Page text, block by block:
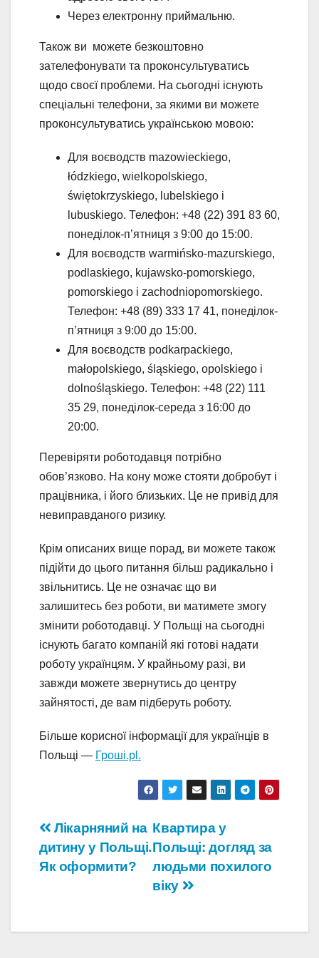
Через електронну приймальню.
Також ви можете безкоштовно
зателефонувати та проконсультуватись
щодо своєї проблеми. На сьогодні існують
спеціальні телефони, за якими ви можете
проконсультуватись українською мовою:
Для воєводств mazowieckiego,
łódzkiego, wielkopolskiego,
świętokrzyskiego, lubelskiego і
lubuskiego. Телефон: +48 (22) 391 83 60,
понеділок-п’ятниця з 9:00 до 15:00.
Для воєводств warmińsko-mazurskiego,
podlaskiego, kujawsko-pomorskiego,
pomorskiego і zachodniopomorskiego.
Телефон: +48 (89) 333 17 41, понеділок-
п’ятниця з 9:00 до 15:00.
Для воєводств podkarpackiego,
małopolskiego, śląskiego, opolskiego і
dolnośląskiego. Телефон: +48 (22) 111
35 29, понеділок-середа з 16:00 до
20:00.
Перевіряти роботодавця потрібно
обов’язково. На кону може стояти добробут і
працівника, і його близьких. Це не привід для
невиправданого ризику.
Крім описаних вище порад, ви можете також
підійти до цього питання більш радикально і
звільнитись. Це не означає що ви
залишитесь без роботи, ви матимете змогу
змінити роботодавці. У Польщі на сьогодні
існують багато компаній які готові надати
роботу українцям. У крайньому разі, ви
завжди можете звернутись до центру
зайнятості, де вам підберуть роботу.
Більше корисної інформації для українців в
Польщі — Гроші.pl.
Навігація
записів
Квартира у
Польщі: догляд за
людьми похилого
віку
Лікарняний на
дитину у Польщі.
Як оформити?